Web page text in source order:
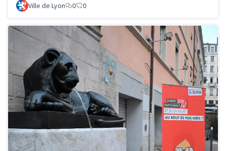
Ville de Lyon 0 0